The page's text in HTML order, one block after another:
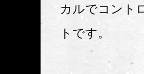
カルでコント
トです。